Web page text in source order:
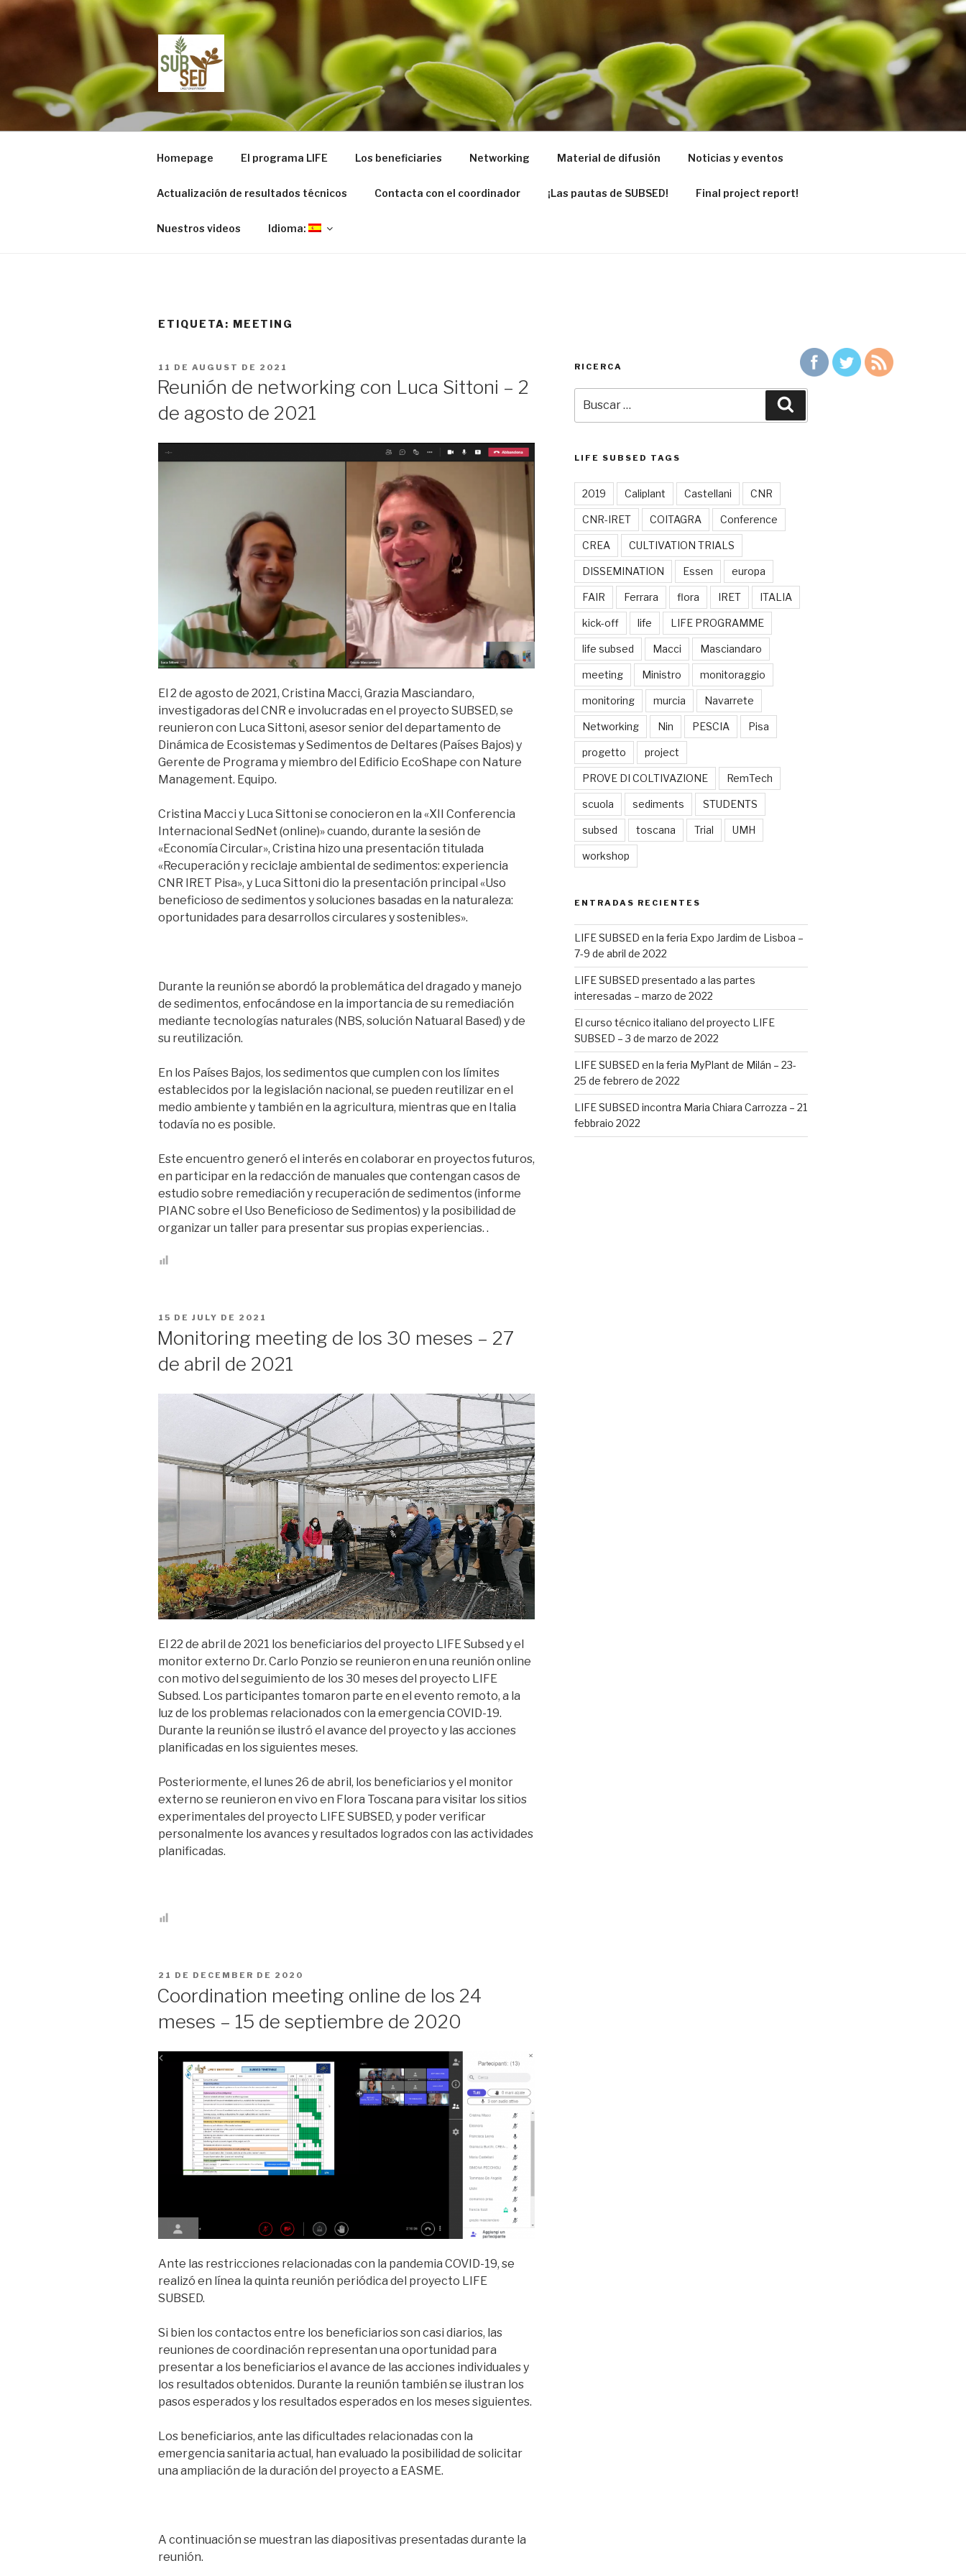
Ir
al
LIFE SUBSED
Sustainable substrates for agriculture from dredged remediated marine sediments: from ports to pots
Homepage El programa LIFE Los beneficiaries Networking Material de difusión Noticias y eventos
Actualización de resultados técnicos Contacta con el coordinador ¡Las pautas de SUBSED! Final project report!
Nuestros videos Idioma:
ETIQUETA: MEETING
PUBLICADO
EN
11 DE AUGUST DE 2021
Reunión de networking con Luca Sittoni – 2
de agosto de 2021
El 2 de agosto de 2021, Cristina Macci, Grazia Masciandaro,
investigadoras del CNR e involucradas en el proyecto SUBSED, se
reunieron con Luca Sittoni, asesor senior del departamento de
Dinámica de Ecosistemas y Sedimentos de Deltares (Países Bajos) y
Gerente de Programa y miembro del Edificio EcoShape con Nature
Management. Equipo.
Cristina Macci y Luca Sittoni se conocieron en la «XII Conferencia
Internacional SedNet (online)» cuando, durante la sesión de
«Economía Circular», Cristina hizo una presentación titulada
«Recuperación y reciclaje ambiental de sedimentos: experiencia
CNR IRET Pisa», y Luca Sittoni dio la presentación principal «Uso
beneficioso de sedimentos y soluciones basadas en la naturaleza:
oportunidades para desarrollos circulares y sostenibles».
Durante la reunión se abordó la problemática del dragado y manejo
de sedimentos, enfocándose en la importancia de su remediación
mediante tecnologías naturales (NBS, solución Natuaral Based) y de
su reutilización.
En los Países Bajos, los sedimentos que cumplen con los límites
establecidos por la legislación nacional, se pueden reutilizar en el
medio ambiente y también en la agricultura, mientras que en Italia
todavía no es posible.
Este encuentro generó el interés en colaborar en proyectos futuros,
en participar en la redacción de manuales que contengan casos de
estudio sobre remediación y recuperación de sedimentos (informe
PIANC sobre el Uso Beneficioso de Sedimentos) y la posibilidad de
organizar un taller para presentar sus propias experiencias. .
PUBLICADO
EN
15 DE JULY DE 2021
Monitoring meeting de los 30 meses – 27
de abril de 2021
El 22 de abril de 2021 los beneficiarios del proyecto LIFE Subsed y el
monitor externo Dr. Carlo Ponzio se reunieron en una reunión online
con motivo del seguimiento de los 30 meses del proyecto LIFE
Subsed. Los participantes tomaron parte en el evento remoto, a la
luz de los problemas relacionados con la emergencia COVID-19.
Durante la reunión se ilustró el avance del proyecto y las acciones
planificadas en los siguientes meses.
Posteriormente, el lunes 26 de abril, los beneficiarios y el monitor
externo se reunieron en vivo en Flora Toscana para visitar los sitios
experimentales del proyecto LIFE SUBSED, y poder verificar
personalmente los avances y resultados logrados con las actividades
planificadas.
PUBLICADO
EN
21 DE DECEMBER DE 2020
Coordination meeting online de los 24
meses – 15 de septiembre de 2020
Ante las restricciones relacionadas con la pandemia COVID-19, se
realizó en línea la quinta reunión periódica del proyecto LIFE
SUBSED.
Si bien los contactos entre los beneficiarios son casi diarios, las
reuniones de coordinación representan una oportunidad para
presentar a los beneficiarios el avance de las acciones individuales y
los resultados obtenidos. Durante la reunión también se ilustran los
pasos esperados y los resultados esperados en los meses siguientes.
Los beneficiarios, ante las dificultades relacionadas con la
emergencia sanitaria actual, han evaluado la posibilidad de solicitar
una ampliación de la duración del proyecto a EASME.
A continuación se muestran las diapositivas presentadas durante la
reunión.
RICERCA
por:
LIFE SUBSED TAGS
2019 Caliplant Castellani CNR
CNR-IRET COITAGRA Conference
CREA CULTIVATION TRIALS
DISSEMINATION Essen europa
FAIR Ferrara flora IRET ITALIA
kick-off life LIFE PROGRAMME
life subsed Macci Masciandaro
meeting Ministro monitoraggio
monitoring murcia Navarrete
Networking Nin PESCIA Pisa
progetto project
PROVE DI COLTIVAZIONE RemTech
scuola sediments STUDENTS
subsed toscana Trial UMH
workshop
ENTRADAS RECIENTES
LIFE SUBSED en la feria Expo Jardim de Lisboa –
7-9 de abril de 2022
LIFE SUBSED presentado a las partes
interesadas – marzo de 2022
El curso técnico italiano del proyecto LIFE
SUBSED – 3 de marzo de 2022
LIFE SUBSED en la feria MyPlant de Milán – 23-
25 de febrero de 2022
LIFE SUBSED incontra Maria Chiara Carrozza – 21
febbraio 2022